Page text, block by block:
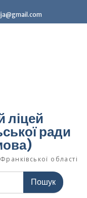
ліцей
ради
області